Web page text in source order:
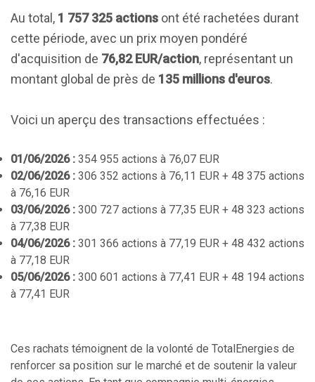
Au total, 1 757 325 actions ont été rachetées durant
cette période, avec un prix moyen pondéré
d'acquisition de 76,82 EUR/action, représentant un
montant global de près de 135 millions d'euros.
Voici un aperçu des transactions effectuées :
01/06/2026 : 354 955 actions à 76,07 EUR
02/06/2026 : 306 352 actions à 76,11 EUR + 48 375 actions
à 76,16 EUR
03/06/2026 : 300 727 actions à 77,35 EUR + 48 323 actions
à 77,38 EUR
04/06/2026 : 301 366 actions à 77,19 EUR + 48 432 actions
à 77,18 EUR
05/06/2026 : 300 601 actions à 77,41 EUR + 48 194 actions
à 77,41 EUR
Ces rachats témoignent de la volonté de TotalEnergies de
renforcer sa position sur le marché et de soutenir la valeur